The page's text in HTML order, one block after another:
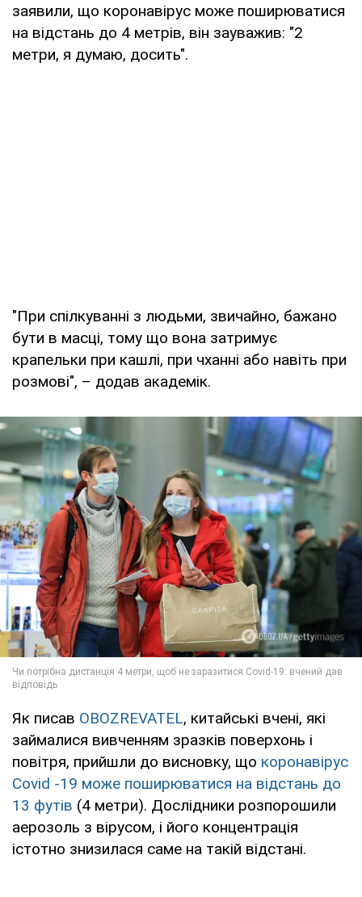
заявили, що коронавірус може поширюватися
на відстань до 4 метрів, він зауважив: "2
метри, я думаю, досить".
"При спілкуванні з людьми, звичайно, бажано
бути в масці, тому що вона затримує
крапельки при кашлі, при чханні або навіть при
розмові", – додав академік.
Як писав OBOZREVATEL, китайські вчені, які
займалися вивченням зразків поверхонь і
повітря, прийшли до висновку, що коронавірус
Covid -19 може поширюватися на відстань до
13 футів (4 метри). Дослідники розпорошили
аерозоль з вірусом, і його концентрація
істотно знизилася саме на такій відстані.